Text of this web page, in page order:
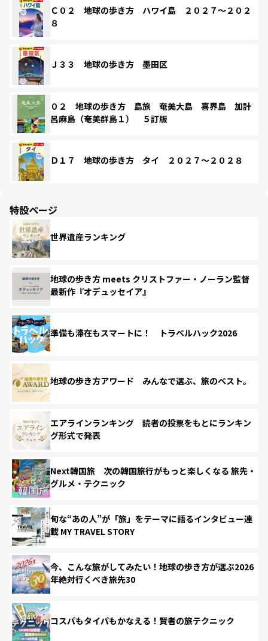
Ｃ０２ 地球の歩き方 ハワイ島 ２０２７～２０２
８
Ｊ３３ 地球の歩き方 墨田区
０２ 地球の歩き方 島旅 奄美大島 喜界島 加計
呂麻島（奄美群島１） ５訂版
Ｄ１７ 地球の歩き方 タイ ２０２７～２０２８
特設ページ
世界遺産ランキング
地球の歩き方 meets クリストファー・ノーラン監督
最新作『オデュッセイア』
準備も滞在もスマートに！ トラベルハック2026
地球の歩き方アワード みんなで選ぶ、旅のベスト。
エアラインランキング 読者の投票をもとにランキン
グ形式で発表
Next韓国旅 次の韓国旅行がもっと楽しくなる 旅先・
グルメ・テクニック
旬な“あの人”が「旅」をテーマに語るインタビュー連
載 MY TRAVEL STORY
今、こんな旅がしてみたい！地球の歩き方が選ぶ2026
年絶対行くべき旅先30
コスパもタイパもかなえる！賢者の旅テクニック